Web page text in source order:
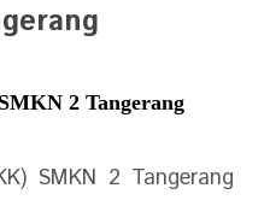
2 Tangerang
SMKN 2 Tangerang